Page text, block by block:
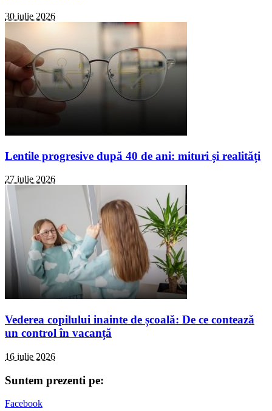
30 iulie 2026
Lentile progresive după 40 de ani: mituri și realități
27 iulie 2026
Vederea copilului inainte de școală: De ce contează
un control în vacanță
16 iulie 2026
Suntem prezenti pe:
Facebook